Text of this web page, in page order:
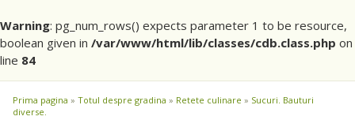
Warning: pg_num_rows() expects parameter 1 to be resource,
boolean given in /var/www/html/lib/classes/cdb.class.php on
line 84
Prima pagina » Totul despre gradina » Retete culinare » Sucuri. Bauturi
diverse.